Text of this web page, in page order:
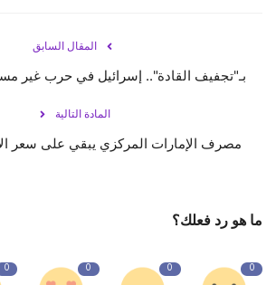
المقال السابق
بـ"تجفيف القادة".. إسرائيل في حرب غير
المادة التالية
مصرف الإمارات المركزي يبقي على سعر
ما هو رد فعلك؟
0
0
0
0